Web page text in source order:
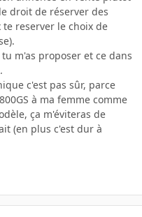
droit de réserver des
reserver le choix de
m'as proposer et ce dans
c'est pas sûr, parce
à ma femme comme
ça m'éviteras de
(en plus c'est dur à